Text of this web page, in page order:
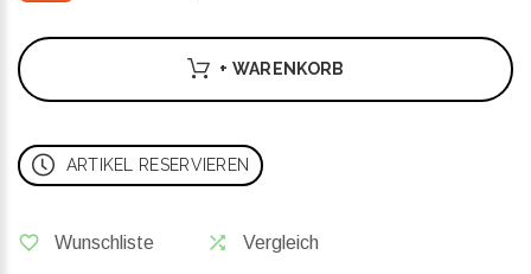
+ WARENKORB
ARTIKEL RESERVIEREN
Wunschliste Vergleich